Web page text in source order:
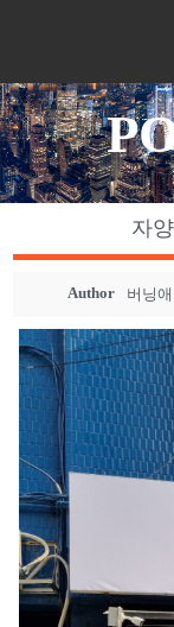
자
Author 버닝